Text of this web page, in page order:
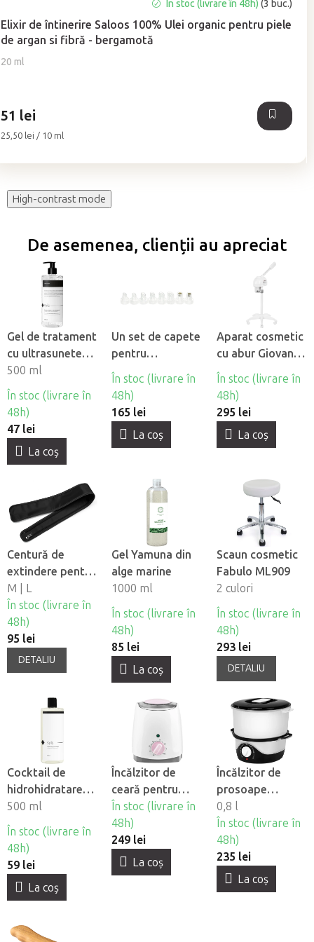
Elixir de întinerire Saloos 100% Ulei organic pentru piele
de argan si fibră - bergamotă
20 ml
medie
a
produsului
este
stele.
În stoc (livrare în 48h)(3 buc.)
51 lei
Evaluare
25,50 lei / 10 ml
High-contrast mode
De asemenea, clienții au apreciat
Gel de tratament
cu ultrasunete
Syis cu acid
hialuronic
500 ml
În stoc (livrare în
48h)
47 lei
La coş
Un set de capete
pentru
dispozitivul
cosmetic
Hydrogen H2+ 6
în 1
În stoc (livrare în
48h)
165 lei
La coş
Aparat cosmetic
cu abur Giovanni
D-008
În stoc (livrare în
48h)
295 lei
La coş
Centură de
extindere pentru
mansonul de
picior Fabulo
AirGo 6, 2 buc
M | L
În stoc (livrare în
48h)
95 lei
DETALIU
Gel Yamuna din
alge marine
1000 ml
În stoc (livrare în
48h)
85 lei
La coş
Scaun cosmetic
Fabulo ML909
2 culori
În stoc (livrare în
48h)
293 lei
DETALIU
Cocktail de
hidrohidratare
Syis
500 ml
În stoc (livrare în
48h)
59 lei
La coş
Încălzitor de
ceară pentru
depilare într-o
cutie
În stoc (livrare în
48h)
249 lei
La coş
Încălzitor de
prosoape
Elegante E20
0,8 l
În stoc (livrare în
48h)
235 lei
La coş